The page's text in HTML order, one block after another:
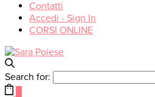
Contatti
Accedi - Sign In
CORSI ONLINE
Search for: